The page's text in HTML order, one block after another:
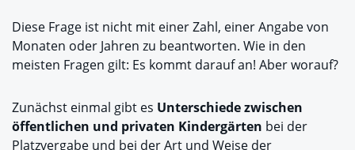
Diese Frage ist nicht mit einer Zahl, einer Angabe von
Monaten oder Jahren zu beantworten. Wie in den
meisten Fragen gilt: Es kommt darauf an! Aber worauf?
Zunächst einmal gibt es Unterschiede zwischen
öffentlichen und privaten Kindergärten bei der
Platzvergabe und bei der Art und Weise der